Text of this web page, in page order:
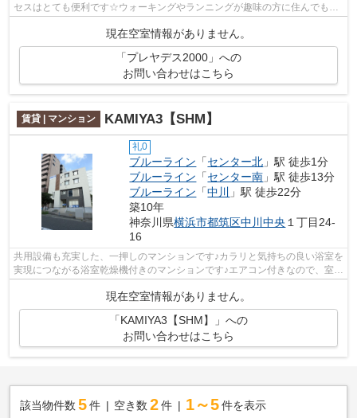
セスはとても便利です☆ウォーキングやランニングが趣味の方に住んでもら
いたいのが平坦な場所にあるマンションで...
現在空室情報がありません。
「プレヤデス2000」への
お問い合わせはこちら
賃貸 | マンション KAMIYA3【SHM】
礼0
ブルーライン 「センター北 」駅 徒歩1分
ブルーライン 「センター南 」駅 徒歩13分
ブルーライン 「中川
」駅 徒歩22分
築10年
神奈川県横浜市都筑区中川中央 １丁目24-
16
共用設備も充実した、一押しのマンションです♪カラリと気持ちの良い浴室を
実現につながる浴室乾燥機付きのマンションです♪エアコン付きなので、室内
現在空室情報がありません。
「KAMIYA3【SHM】」への
お問い合わせはこちら
該当物件数 5件 空き数 2 件 1～5 件を表示